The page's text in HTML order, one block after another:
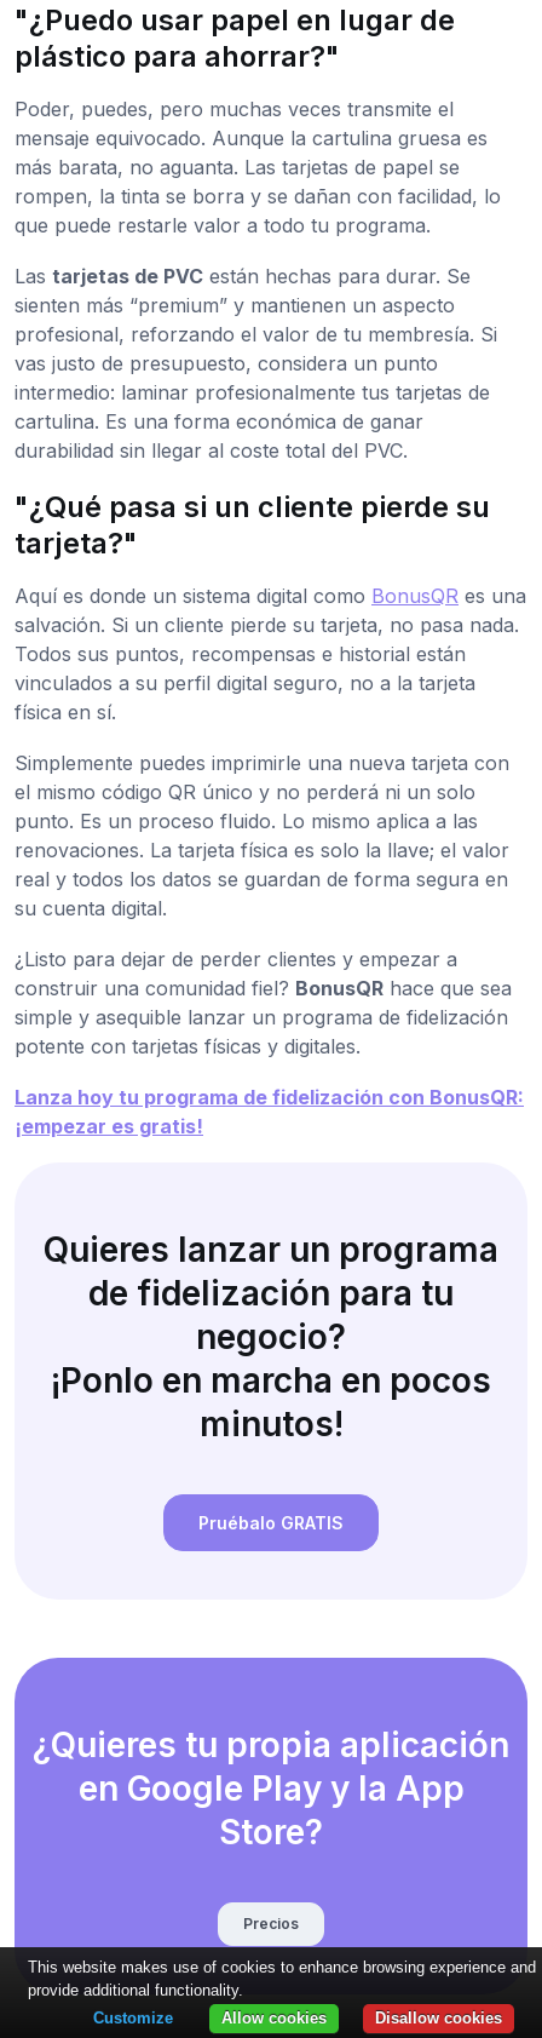
"¿Puedo usar papel en lugar de
plástico para ahorrar?"
Poder, puedes, pero muchas veces transmite el
mensaje equivocado. Aunque la cartulina gruesa es
más barata, no aguanta. Las tarjetas de papel se
rompen, la tinta se borra y se dañan con facilidad, lo
que puede restarle valor a todo tu programa.
Las tarjetas de PVC están hechas para durar. Se
sienten más “premium” y mantienen un aspecto
profesional, reforzando el valor de tu membresía. Si
vas justo de presupuesto, considera un punto
intermedio: laminar profesionalmente tus tarjetas de
cartulina. Es una forma económica de ganar
durabilidad sin llegar al coste total del PVC.
"¿Qué pasa si un cliente pierde su
tarjeta?"
Aquí es donde un sistema digital como BonusQR es una
salvación. Si un cliente pierde su tarjeta, no pasa nada.
Todos sus puntos, recompensas e historial están
vinculados a su perfil digital seguro, no a la tarjeta
física en sí.
Simplemente puedes imprimirle una nueva tarjeta con
el mismo código QR único y no perderá ni un solo
punto. Es un proceso fluido. Lo mismo aplica a las
renovaciones. La tarjeta física es solo la llave; el valor
real y todos los datos se guardan de forma segura en
su cuenta digital.
¿Listo para dejar de perder clientes y empezar a
construir una comunidad fiel? BonusQR hace que sea
simple y asequible lanzar un programa de fidelización
potente con tarjetas físicas y digitales.
Lanza hoy tu programa de fidelización con BonusQR:
¡empezar es gratis!
Quieres lanzar un programa
de fidelización para tu
negocio?
¡Ponlo en marcha en pocos
minutos!
Pruébalo GRATIS
¿Quieres tu propia aplicación
en Google Play y la App
Store?
Precios
This website makes use of cookies to enhance browsing experience and
provide additional functionality.
Disallow cookies
Allow cookies
Customize